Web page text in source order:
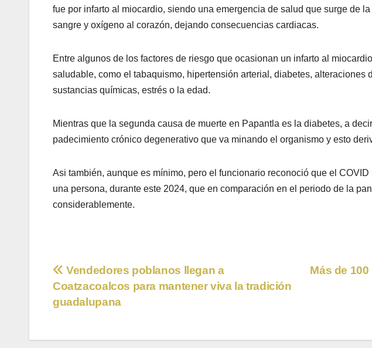
fue por infarto al miocardio, siendo una emergencia de salud que surge de
sangre y oxígeno al corazón, dejando consecuencias cardiacas.
Entre algunos de los factores de riesgo que ocasionan un infarto al
saludable, como el tabaquismo, hipertensión arterial, diabetes, alteraciones
sustancias químicas, estrés o la edad.
Mientras que la segunda causa de muerte en Papantla es la diabetes, a
padecimiento crónico degenerativo que va minando el organismo y esto
Asi también, aunque es mínimo, pero el funcionario reconoció que el
una persona, durante este 2024, que en comparación en el periodo de la
considerablemente.
Navegación
de
Más de
Vendedores poblanos llegan a
Coatzacoalcos para mantener viva la tradición
guadalupana